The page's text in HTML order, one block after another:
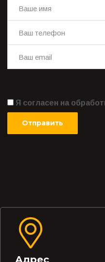
Я согласен на